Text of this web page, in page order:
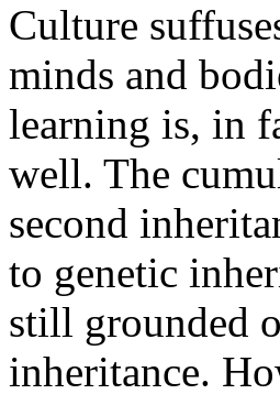
Culture
minds and
learning is, in
well. The
second
to genetic
still grounded
inheritance.